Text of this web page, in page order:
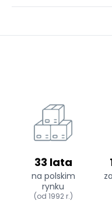
33 lata
na polskim
rynku
(od 1992 r.)